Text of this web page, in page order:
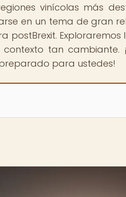
vinícolas más
en un tema de gran
postBrexit.
tan cambiante.
para ustedes!